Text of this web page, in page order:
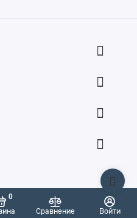
0
Сравнение Войти
защищены.